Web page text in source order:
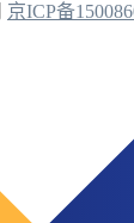
京ICP备